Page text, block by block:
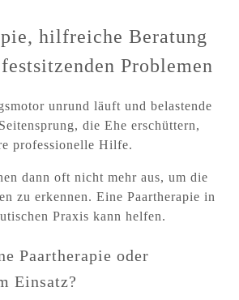
hilfreiche Beratung
Problemen
unrund läuft und belastende
die Ehe erschüttern,
professionelle Hilfe.
dann oft nicht mehr aus, um die
zu erkennen. Eine Paartherapie in
Praxis kann helfen.
Paartherapie oder
Einsatz?